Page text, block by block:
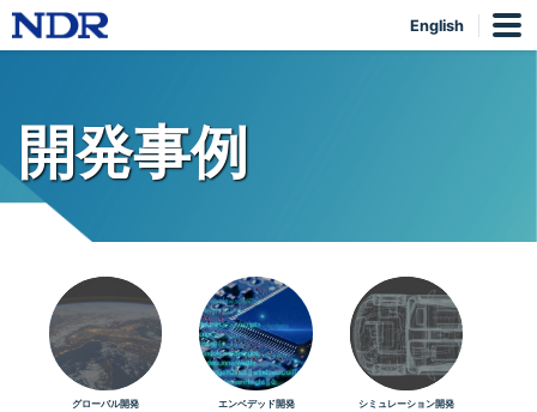
English
開発事例
グローバル開発 エンベデッド開発 シミュレーション開発